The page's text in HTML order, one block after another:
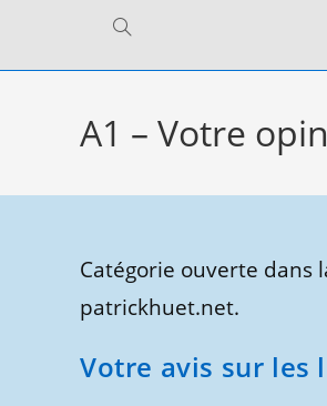
Toggle
search
A1 – Votre
Catégorie ouverte
patrickhuet.net.
Votre avis sur les